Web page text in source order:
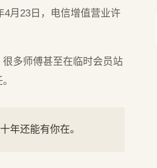
4月23日，电信增值营业许
多师傅甚至在临时会员站
年还能有你在。